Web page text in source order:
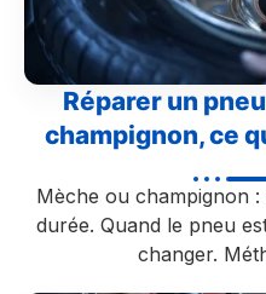
Réparer un
champignon, ce
Mèche ou champignon
durée. Quand le pneu
changer.